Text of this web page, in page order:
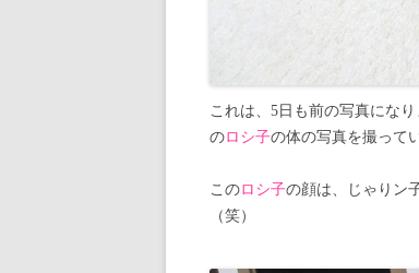
これは、5日も前の写真にな
のロシ子の体の写真を撮って
このロシ子の顔は、じゃりン
（笑）